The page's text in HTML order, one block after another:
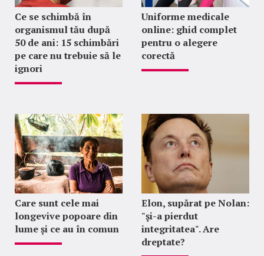
Ce se schimbă în
organismul tău după
50 de ani: 15 schimbări
pe care nu trebuie să le
ignori
Uniforme medicale
online: ghid complet
pentru o alegere
corectă
Care sunt cele mai
longevive popoare din
lume și ce au în comun
Elon, supărat pe Nolan:
"şi-a pierdut
integritatea". Are
dreptate?